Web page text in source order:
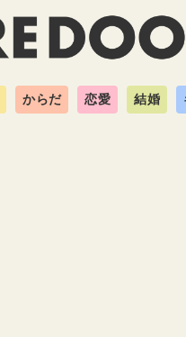
からだ 恋愛 結婚